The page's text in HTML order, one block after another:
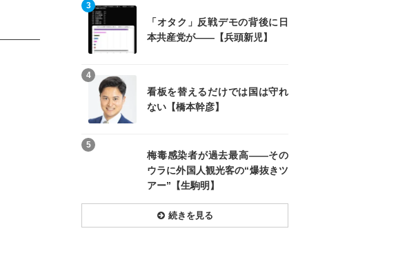
「オタク」反戦デモの背後に日
本共産党が――【兵頭新児】
3
看板を替えるだけでは国は守れ
ない【橋本幹彦】
4
梅毒感染者が過去最高――その
ウラに外国人観光客の“爆抜きツ
アー”【生駒明】
5
続きを見る